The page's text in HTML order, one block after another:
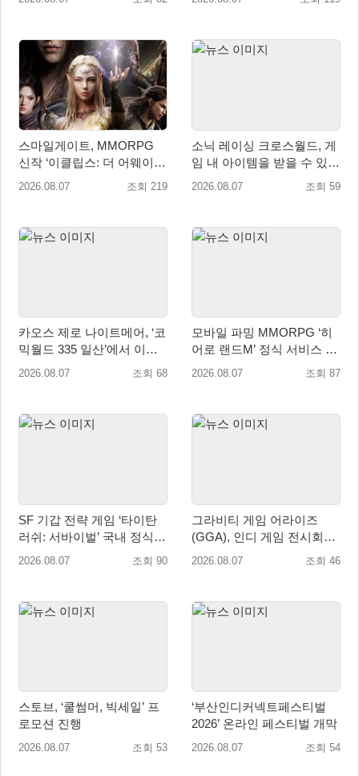
스마일게이트, MMORPG
신작 ‘이클립스: 더 어웨이크
닝’ 9월 10일 론칭!
2026.08.07 조회 219
소닉 레이싱 크로스월드, 게
임 내 아이템을 받을 수 있는
‘레전드 대회 라운드 7’ 개최!
2026.08.07 조회 59
카오스 제로 나이트메어, ‘코
믹월드 335 일산’에서 이용
자 소통 예고
2026.08.07 조회 68
모바일 파밍 MMORPG ‘히
어로 랜드M’ 정식 서비스 돌
입
2026.08.07 조회 87
SF 기갑 전략 게임 ‘타이탄
러쉬: 서바이벌’ 국내 정식
출시
2026.08.07 조회 90
그라비티 게임 어라이즈
(GGA), 인디 게임 전시회
‘도쿄 게임 던전 13’ 참가!
2026.08.07 조회 46
스토브, ‘쿨썸머, 빅세일’ 프
로모션 진행
2026.08.07 조회 53
‘부산인디커넥트페스티벌
2026’ 온라인 페스티벌 개막
2026.08.07 조회 54